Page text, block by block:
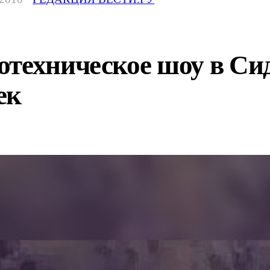
шоу в